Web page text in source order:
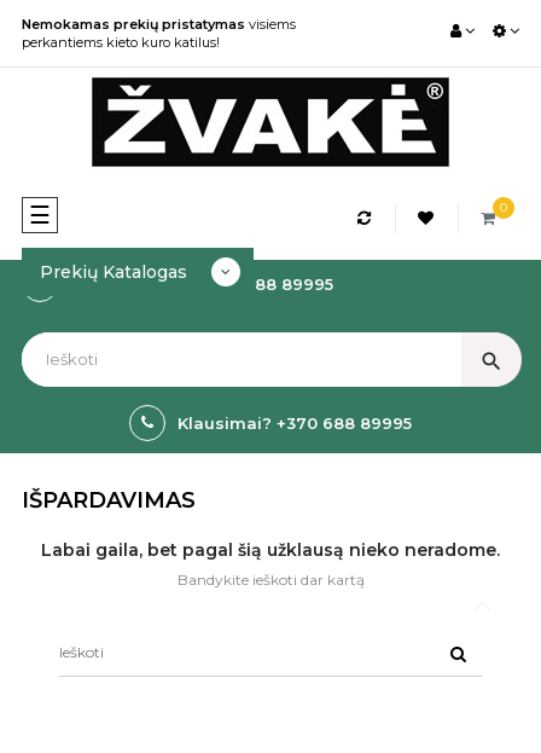
Nemokamas prekių pristatymas visiems
perkantiems kieto kuro katilus!
Toggle
navigation
☰ 0
Kaip Užsakyti? +370 688 89995
Prekių Katalogas
search
Klausimai? +370 688 89995
IŠPARDAVIMAS
Labai gaila, bet pagal šią užklausą nieko neradome.
Bandykite ieškoti dar kartą